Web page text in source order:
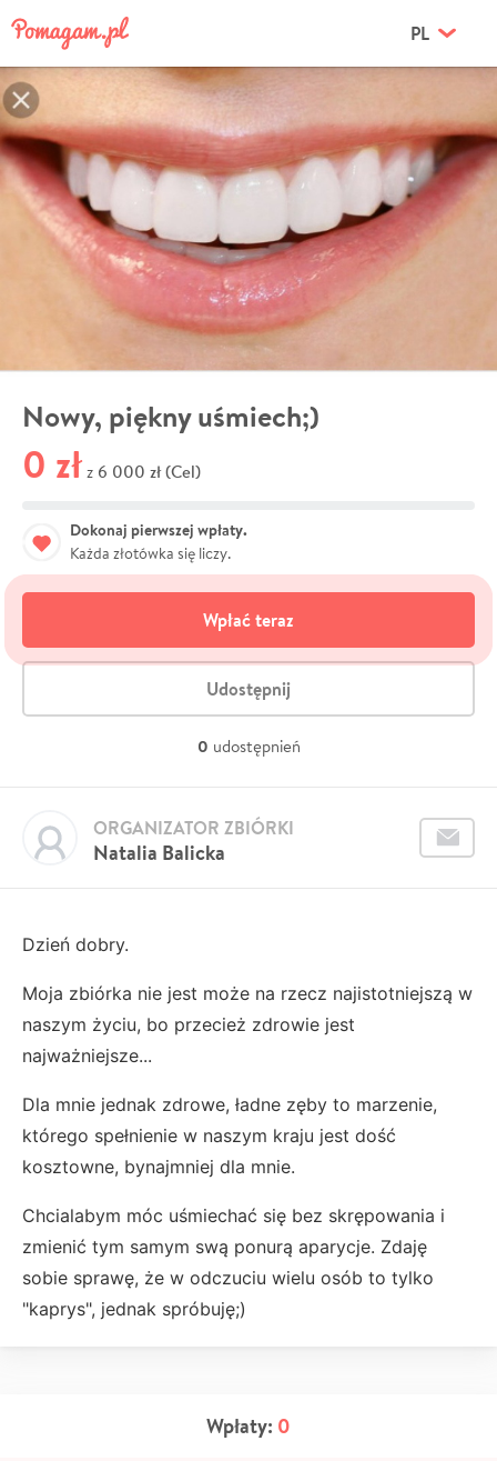
PL
Nowy, piękny uśmiech;)
0 zł z 6 000 zł (Cel)
Dokonaj pierwszej wpłaty.
Każda złotówka się liczy.
Wpłać teraz
Udostępnij
0 udostępnień
Natalia Balicka
ORGANIZATOR ZBIÓRKI
Dzień dobry.
Moja zbiórka nie jest może na rzecz najistotniejszą w
naszym życiu, bo przecież zdrowie jest
najważniejsze...
Dla mnie jednak zdrowe, ładne zęby to marzenie,
którego spełnienie w naszym kraju jest dość
kosztowne, bynajmniej dla mnie.
Chcialabym móc uśmiechać się bez skrępowania i
zmienić tym samym swą ponurą aparycje. Zdaję
sobie sprawę, że w odczuciu wielu osób to tylko
"kaprys", jednak spróbuję;)
Wpłaty: 0